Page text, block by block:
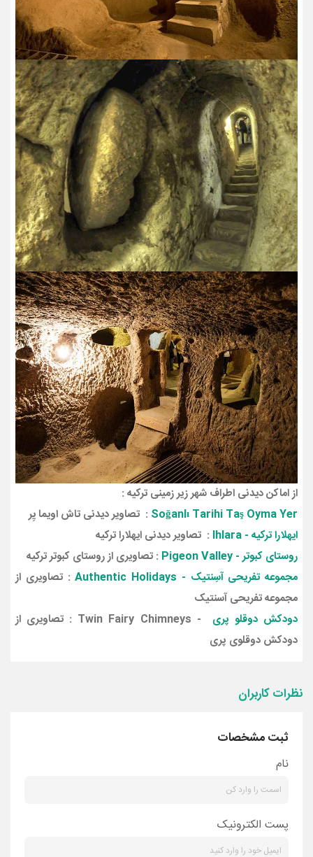
از اماکن دیدنی اطراف شهر زیر زمینی ترکیه :
Soğanlı Tarihi Taş Oyma Yer : تصاویر دیدنی تاش اویما یِر
ایهلارا ترکیه - Ihlara : تصاویر دیدنی ایهلارا ترکیه
روستای کبوتر - Pigeon Valley : تصاویری از روستای کبوتر ترکیه
مجموعه تفریحی آسِنتیک - Authentic Holidays: تصاویری از
مجموعه تفریحی آسنتیک
دودکشدوقلو پری
- Twin Fairy Chimneys : تصاویری از
دودکش دوقلوی پری
نظرات کاربران
ثبت مشخصات
نام
پست الکترونیک